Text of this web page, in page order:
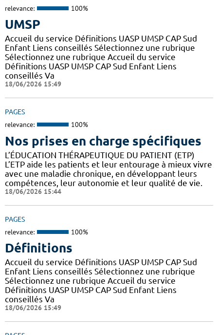
relevance: 100%
UMSP
Accueil du service Définitions UASP UMSP CAP Sud
Enfant Liens conseillés Sélectionnez une rubrique
Sélectionnez une rubrique Accueil du service
Définitions UASP UMSP CAP Sud Enfant Liens
conseillés Va
18/06/2026 15:49
PAGES
relevance: 100%
Nos prises en charge spécifiques
L’ÉDUCATION THÉRAPEUTIQUE DU PATIENT (ETP)
L’ETP aide les patients et leur entourage à mieux vivre
avec une maladie chronique, en développant leurs
compétences, leur autonomie et leur qualité de vie.
18/06/2026 15:44
PAGES
relevance: 100%
Définitions
Accueil du service Définitions UASP UMSP CAP Sud
Enfant Liens conseillés Sélectionnez une rubrique
Sélectionnez une rubrique Accueil du service
Définitions UASP UMSP CAP Sud Enfant Liens
conseillés Va
18/06/2026 15:49